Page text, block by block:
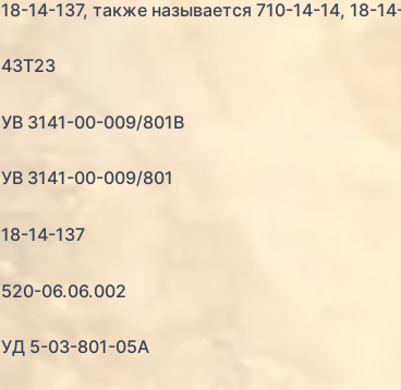
18-14-137, также называется 710-14-14, 18-
43Т23
УВ 3141-00-009/801В
УВ 3141-00-009/801
18-14-137
520-06.06.002
УД 5-03-801-05А